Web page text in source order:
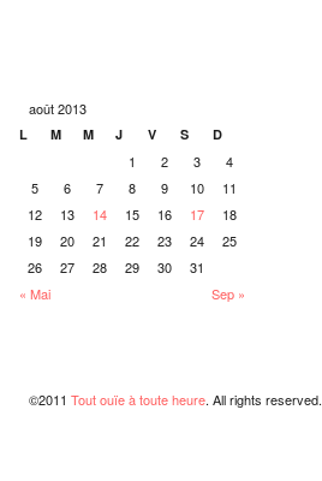
août 2013
L M M J V S D
« Mai Sep »
1 2 3
4
5
6 7 8 9 10
11
12
13 14 15 16 17
18
19
20 21 22 23 24
25
26
27 28 29 30 31
©2011 Tout ouïe à toute heure. All rights reserved.